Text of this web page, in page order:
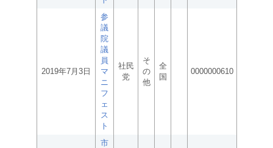
2019年7月3日
参
議
院
議
員
マ
ニ
フ
ェ
ス
ト
社民
党
そ
の
他
全
国
0000000610
市